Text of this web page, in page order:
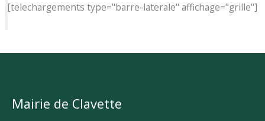
[telechargements type="barre-laterale" affichage="grille"]
Mairie de Clavette